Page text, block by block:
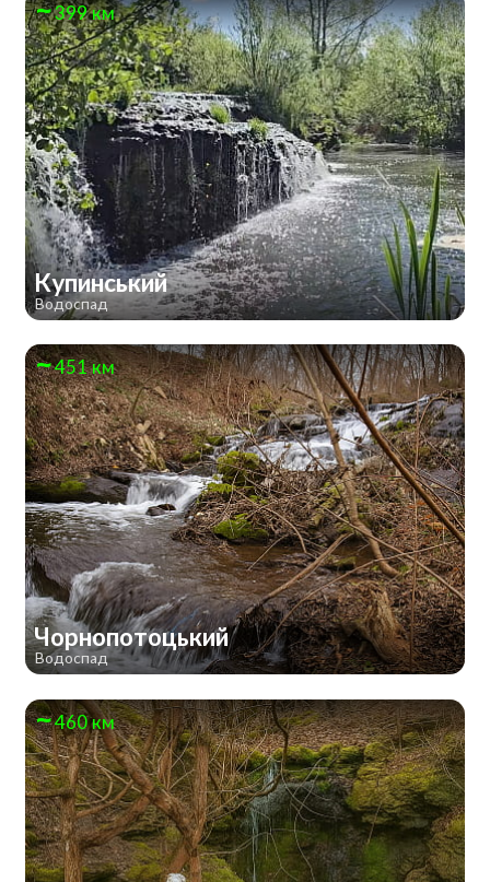
399 км
Купинський
Водоспад
451 км
Чорнопотоцький
Водоспад
460 км